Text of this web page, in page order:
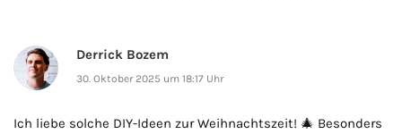
Derrick Bozem
30. Oktober 2025 um 18:17 Uhr
Ich liebe solche DIY-Ideen zur Weihnachtszeit! 🎄 Besonders